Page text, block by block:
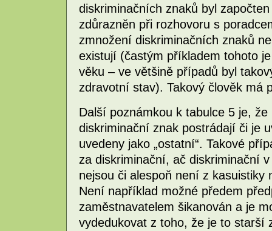
diskriminačních znaků byl
zdůrazněn při rozhovoru s
zmnožení diskriminačních znaků
existují (častým příkladem tohoto
věku – ve většině případů byl
zdravotní stav). Takový člověk má
Další poznámkou k tabulce 5 je,
diskriminační znak postrádají či je
uvedeny jako „ostatní“. Takové
za diskriminační, ač diskriminační
nejsou či alespoň není z
Není například možné předem
zaměstnavatelem šikanován a je
vydedukovat z toho, že je to starší